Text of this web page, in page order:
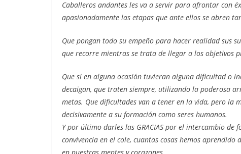
Caballeros andantes les va a servir para afrontar con
apasionadamente las etapas que ante ellos se abren
Que pongan todo su empeño para hacer realidad sus
que recorre mientras se trata de llegar a los objetivos
Que si en alguna ocasión tuvieran alguna dificultad o
decaigan, que traten siempre, utilizando la poderosa
metas. Que dificultades van a tener en la vida, pero la
decisivamente a su formación como seres humanos.
Y por último darles las GRACIAS por el intercambio
convivencia en el cole, cuantas cosas hemos